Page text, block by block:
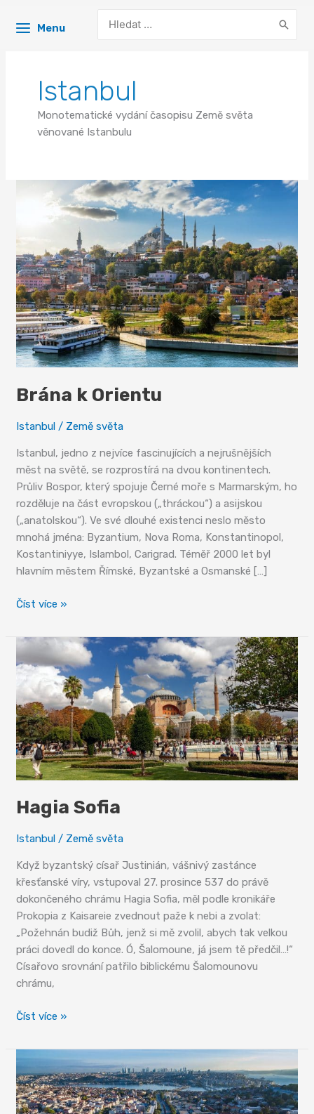
Menu
for:
Istanbul
Monotematické vydání časopisu Země světa
věnované Istanbulu
Brána k Orientu
Istanbul / Země světa
Istanbul, jedno z nejvíce fascinujících a nejrušnějších
měst na světě, se rozprostírá na dvou kontinentech.
Průliv Bospor, který spojuje Černé moře s Marmarským, ho
rozděluje na část evropskou („thráckou“) a asijskou
(„anatolskou“). Ve své dlouhé existenci neslo město
mnohá jména: Byzantium, Nova Roma, Konstantinopol,
Kostantiniyye, Islambol, Carigrad. Téměř 2000 let byl
hlavním městem Římské, Byzantské a Osmanské […]
Brána
Orientu
Číst více »
Hagia Sofia
Istanbul / Země světa
Když byzantský císař Justinián, vášnivý zastánce
křesťanské víry, vstupoval 27. prosince 537 do právě
dokončeného chrámu Hagia Sofia, měl podle kronikáře
Prokopia z Kaisareie zvednout paže k nebi a zvolat:
„Požehnán budiž Bůh, jenž si mě zvolil, abych tak velkou
práci dovedl do konce. Ó, Šalomoune, já jsem tě předčil…!“
Císařovo srovnání patřilo biblickému Šalomounovu
chrámu,
Hagia
Číst více »